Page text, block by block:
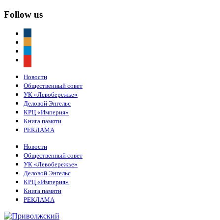
Follow us
Новости
Общественный совет
УК «Левобережье»
Деловой Энгельс
КРЦ «Империя»
Книга памяти
РЕКЛАМА
Новости
Общественный совет
УК «Левобережье»
Деловой Энгельс
КРЦ «Империя»
Книга памяти
РЕКЛАМА